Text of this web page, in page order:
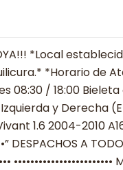
*Local
*Horario de
08:30 / 18:00
y Derecha
1.6 2004-2010
DESPACHOS A